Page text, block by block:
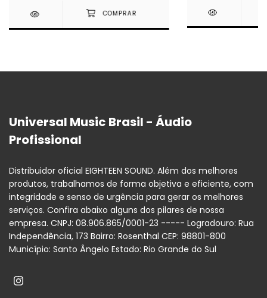
Universal Music Brasil - Áudio
Profissional
Distribuidor oficial EIGHTEEN SOUND. Além dos melhores
produtos, trabalhamos de forma objetiva e eficiente, com
integridade e senso de urgência para gerar os melhores
serviços. Confira abaixo alguns dos pilares de nossa
empresa. CNPJ: 08.906.865/0001-23 ----- Logradouro: Rua
Independência, 173 Bairro: Rosenthal CEP: 98801-800
Município: Santo Ângelo Estado: Rio Grande do Sul